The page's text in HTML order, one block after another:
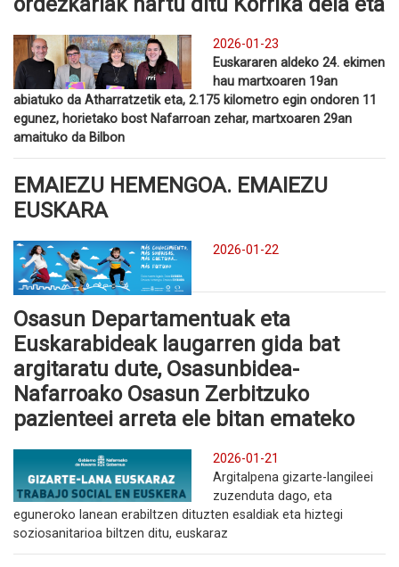
2026-01-23
Euskararen aldeko 24. ekimen
hau martxoaren 19an
abiatuko da Atharratzetik eta, 2.175 kilometro egin ondoren 11
egunez, horietako bost Nafarroan zehar, martxoaren 29an
amaituko da Bilbon
EMAIEZU HEMENGOA. EMAIEZU
EUSKARA
2026-01-22
Osasun Departamentuak eta
Euskarabideak laugarren gida bat
argitaratu dute, Osasunbidea-
Nafarroako Osasun Zerbitzuko
pazienteei arreta ele bitan emateko
2026-01-21
Argitalpena gizarte-langileei
zuzenduta dago, eta
eguneroko lanean erabiltzen dituzten esaldiak eta hiztegi
soziosanitarioa biltzen ditu, euskaraz